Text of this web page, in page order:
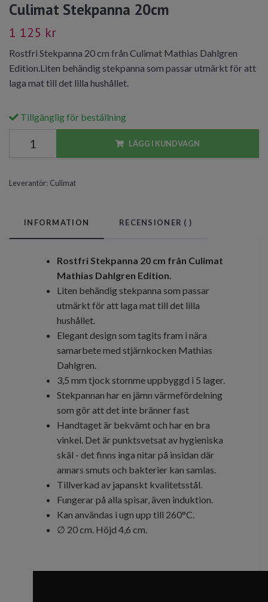
Culimat Stekpanna 20cm
1 125 kr
Rostfri Stekpanna 20 cm från Culimat Mathias Dahlgren
Edition.Liten behändig stekpanna som passar utmärkt för att
laga mat till det lilla hushållet.
Tillgänglig för beställning
LÄGG I KUNDVAGN
Leverantör: Culimat
INFORMATION RECENSIONER ( )
Rostfri Stekpanna 20 cm från Culimat
Mathias Dahlgren Edition.
Liten behändig stekpanna som passar
utmärkt för att laga mat till det lilla
hushållet.
Elegant design som tagits fram i nära
samarbete med stjärnkocken Mathias
Dahlgren.
3,5 mm tjock stomme uppbyggd i 5 lager.
Stekpannan har en jämn värmefördelning
som gör att det inte bränner fast
Handtaget är bekvämt och har en bra
vinkel. Det är punktsvetsat av hygieniska
skäl - det finns inga nitar på insidan där
annars smuts och bakterier kan samlas.
Tillverkad av japanskt kvalitetsstål.
Fungerar på alla spisar, även induktion.
Kan användas i ugn upp till 260°C.
∅ 20 cm. Höjd 4,6 cm.